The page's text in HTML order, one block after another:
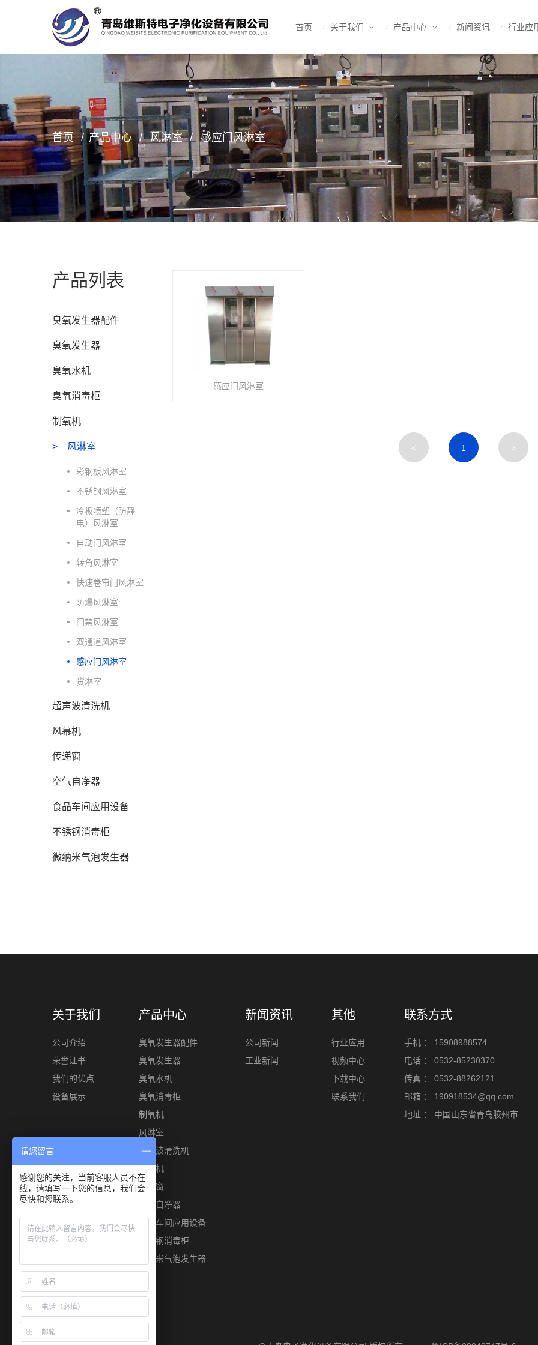
首页 关于我们 产品中心 新闻资讯 行业应
首页 产品中心 风淋室 感应门风淋室
产品列表
臭氧发生器配件
臭氧发生器
臭氧水机
臭氧消毒柜
制氧机
风淋室
彩钢板风淋室
不锈钢风淋室
冷板喷塑（防静
电）风淋室
自动门风淋室
转角风淋室
快速卷帘门风淋室
防爆风淋室
门禁风淋室
双通道风淋室
感应门风淋室
货淋室
超声波清洗机
风幕机
传递窗
空气自净器
食品车间应用设备
不锈钢消毒柜
微纳米气泡发生器
感应门风淋室
< 1 >
关于我们
公司介绍
荣誉证书
我们的优点
设备展示
产品中心
臭氧发生器配件
臭氧发生器
臭氧水机
臭氧消毒柜
制氧机
风淋室
超声波清洗机
风幕机
传递窗
空气自净器
食品车间应用设备
不锈钢消毒柜
微纳米气泡发生器
新闻资讯
公司新闻
工业新闻
其他
行业应用
视频中心
下载中心
联系我们
联系方式
手机 ：
15908988574
电话 ：
0532-85230370
传真 ：
0532-88262121
邮箱 ：
190918534@qq.com
地址 ：
中国山东省青岛胶州市
请您留言
感谢您的关注，当前客服人员不在
线，请填写一下您的信息，我们会
尽快和您联系。